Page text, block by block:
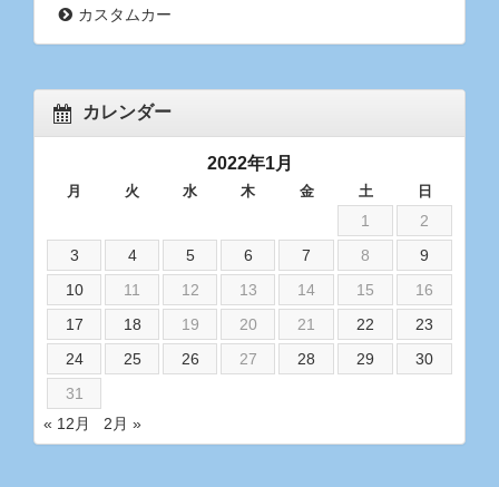
カスタムカー
カレンダー
2022年1月
月 火 水 木 金 土 日
1
2
3
4 5 6 7 8
9
10
11 12 13 14 15
16
17
18 19 20 21 22
23
24
25 26 27 28 29
30
31
« 12月
2月 »